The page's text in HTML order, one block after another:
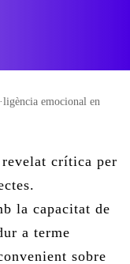
emocional en
crítica per
la capacitat de
a terme
sobre